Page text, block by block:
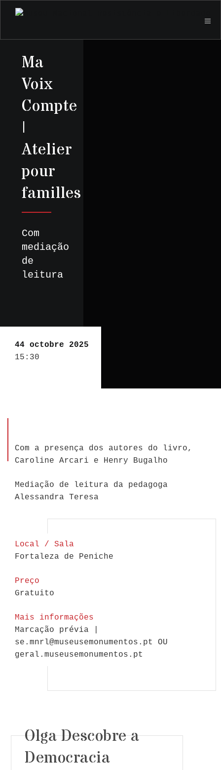
Ma
Voix
Compte
|
Atelier
pour
familles
Com
mediação
de
leitura
44 octobre 2025
15:30
Com a presença dos autores do livro,
Caroline Arcari e Henry Bugalho
Mediação de leitura da pedagoga
Alessandra Teresa
Local / Sala
Fortaleza de Peniche
Preço
Gratuito
Mais informações
Marcação prévia |
se.mnrl@museusemonumentos.pt OU
geral.museusemonumentos.pt
Olga Descobre a
Democracia